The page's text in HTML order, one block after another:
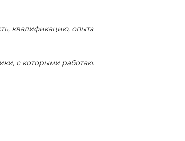
квалификацию, опыта
с которыми работаю.